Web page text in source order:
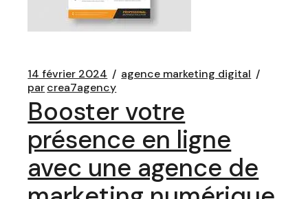
14 février 2024
agence marketing digital
parcrea7agency
Booster votre
présence en ligne
avec une agence de